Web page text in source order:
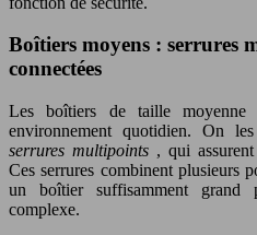
Boîtiers moyens : serrures
connectées
Les boîtiers de taille moyenne
environnement quotidien. On
serrures multipoints , qui
Ces serrures combinent plusieurs
un boîtier suffisamment grand
complexe.